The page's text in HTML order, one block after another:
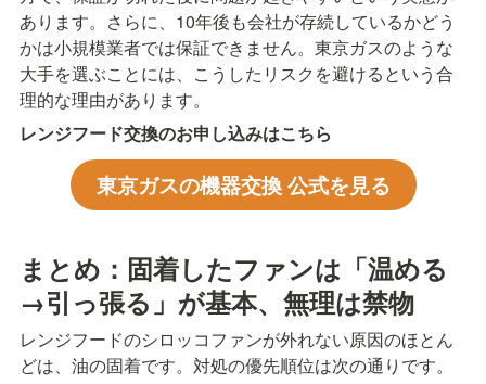
あります。さらに、10年後も会社が存続しているかどう
かは小規模業者では保証できません。東京ガスのような
大手を選ぶことには、こうしたリスクを避けるという合
理的な理由があります。
レンジフード交換のお申し込みはこちら
東京ガスの機器交換 公式を見る
まとめ：固着したファンは「温める
→引っ張る」が基本、無理は禁物
レンジフードのシロッコファンが外れない原因のほとん
どは、油の固着です。対処の優先順位は次の通りです。